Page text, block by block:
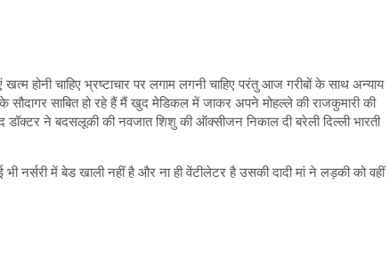
होनी चाहिए भ्रष्टाचार पर लगाम लगनी चाहिए परंतु आज गरीबों के साथ अन्याय
सौदागर साबित हो रहे हैं मैं खुद मेडिकल में जाकर अपने मोहल्ले की राजकुमारी की
ने बदसलूकी की नवजात शिशु की ऑक्सीजन निकाल दी बरेली दिल्ली भारती
भी नर्सरी में बेड खाली नहीं है और ना ही वेंटीलेटर है उसकी दादी मां ने लड़की को वहीं